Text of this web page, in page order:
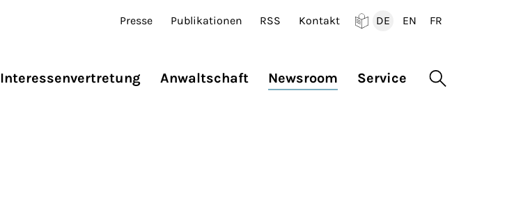
Presse Publikationen RSS Kontakt
DE
EN
FR
Interessenvertretung Anwaltschaft Newsroom Service Suche